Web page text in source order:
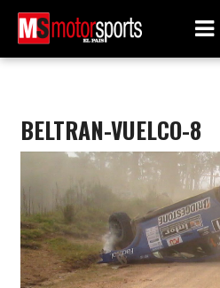
BELTRAN-VUELCO-8